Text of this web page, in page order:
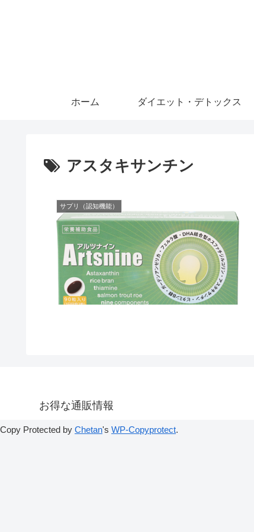
ホーム ダイエット・デトックス
アスタキサンチン
サプリ（認知機能）
お得な通販情報
Copy Protected by Chetan's WP-Copyprotect.